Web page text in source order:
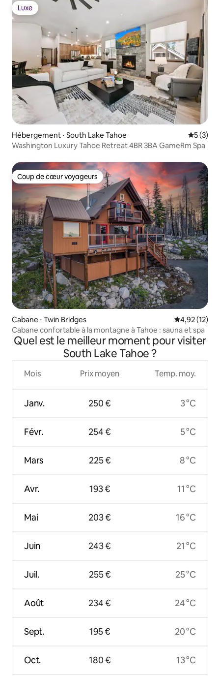
Luxe
Luxe
Hébergement ⋅ South Lake Tahoe
5 (3)
Washington Luxury Tahoe Retreat 4BR 3BA GameRm Spa
Coup de cœur voyageurs
Coup de cœur voyageurs
Cabane ⋅ Twin Bridges Évaluation
4,92 (12)
Cabane confortable à la montagne à Tahoe : sauna et spa
Quel est le meilleur moment pour visiter
South Lake Tahoe ?
Mois
Janv.
Févr.
Mars
Avr.
Mai
Juin
Juil.
Août
Sept.
Oct.
Prix moyen
250 €
254 €
225 €
193 €
203 €
243 €
255 €
234 €
195 €
180 €
Temp. moy.
3 °C
5 °C
8 °C
11 °C
16 °C
21 °C
25 °C
24 °C
20 °C
13 °C